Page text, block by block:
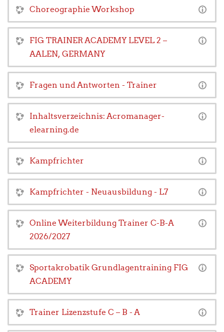
Choreographie Workshop
FIG TRAINER ACADEMY LEVEL 2 –
AALEN, GERMANY
Fragen und Antworten - Trainer
Inhaltsverzeichnis: Acromanager-
elearning.de
Kampfrichter
Kampfrichter - Neuausbildung - L7
Online Weiterbildung Trainer C-B-A
2026/2027
Sportakrobatik Grundlagentraining FIG
ACADEMY
Trainer Lizenzstufe C – B - A